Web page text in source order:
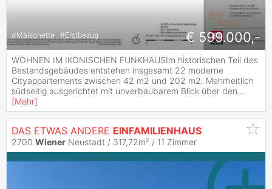
#Maisonette #Erstbezug € 599.000,-
WOHNEN IM IKONISCHEN FUNKHAUSIm historischen Teil des
Bestandsgebäudes entstehen insgesamt 22 moderne
Cityappartements zwischen 42 m2 und 202 m2. Mehrheitlich
südseitig ausgerichtet mit unverbaubarem Blick über den...
[Mehr]
DAS ETWAS ANDERE EINFAMILIENHAUS
2700 Wiener Neustadt / 317,72m² / 11 Zimmer